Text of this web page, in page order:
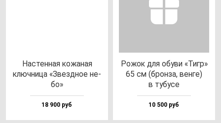
Нас­тен­ная ко­жа­ная
ключ­ни­ца «Звез­дное не­
бо»
18 900 руб
Рожок для обу­ви «Тигр»
65 см (брон­за, вен­ге)
в ту­бу­се
10 500 руб